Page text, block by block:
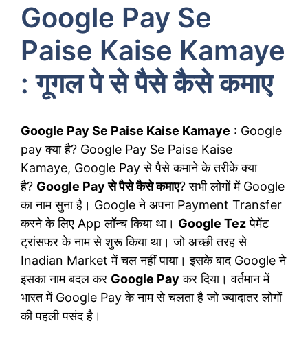
Google Pay Se
Paise Kaise Kamaye
: गूगल पे से पैसे कैसे कमाए
Google Pay Se Paise Kaise Kamaye : Google
pay क्या है? Google Pay Se Paise Kaise
Kamaye, Google Pay से पैसे कमाने के तरीके क्या
है? Google Pay से पैसे कैसे कमाए? सभी लोगों में Google
का नाम सुना है। Google ने अपना Payment Transfer
करने के लिए App लॉन्च किया था। Google Tezपेमेंट
ट्रांसफर के नाम से शुरू किया था। जो अच्छी तरह से
Inadian Market में चल नहीं पाया। इसके बाद Google ने
इसका नाम बदल कर Google Pay कर दिया। वर्तमान में
भारत में Google Pay के नाम से चलता है जो ज्यादातर लोगों
की पहली पसंद है।